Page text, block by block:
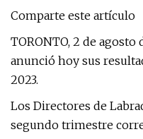
Comparte este artículo
TORONTO, 2 de
anunció hoy sus
2023.
Los Directores de
segundo trimestre